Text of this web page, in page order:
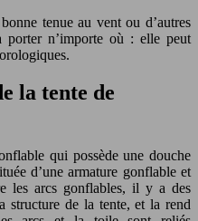
tenue au vent ou d’autres
porter n’importe où : elle peut
la tente de
qui possède une douche
d’une armature gonflable et
les arcs gonflables, il y a des
structure de la tente, et la rend